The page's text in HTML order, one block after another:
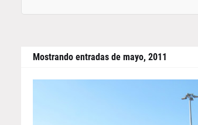
Mostrando entradas de mayo, 2011